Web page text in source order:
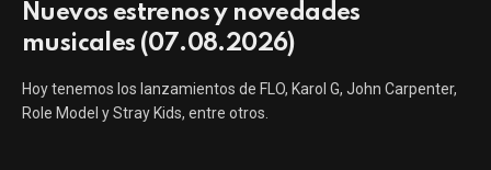
Nuevos estrenos y novedades
musicales (07.08.2026)
Hoy tenemos los lanzamientos de FLO, Karol G, John Carpenter,
Role Model y Stray Kids, entre otros.